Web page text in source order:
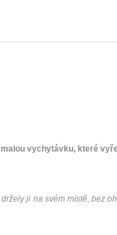
vychytávku, které
ji na svém místě, bez